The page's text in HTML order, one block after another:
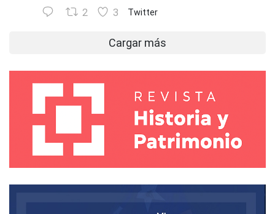
2 3 Twitter
Cargar más